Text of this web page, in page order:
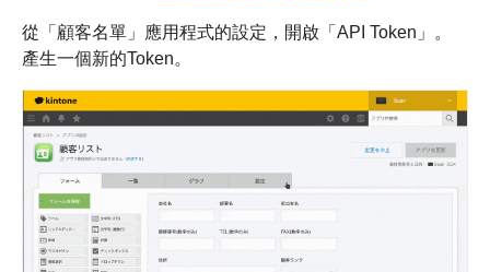
從「顧客名單」應用程式的設定，開啟「API Token」。
產生一個新的Token。